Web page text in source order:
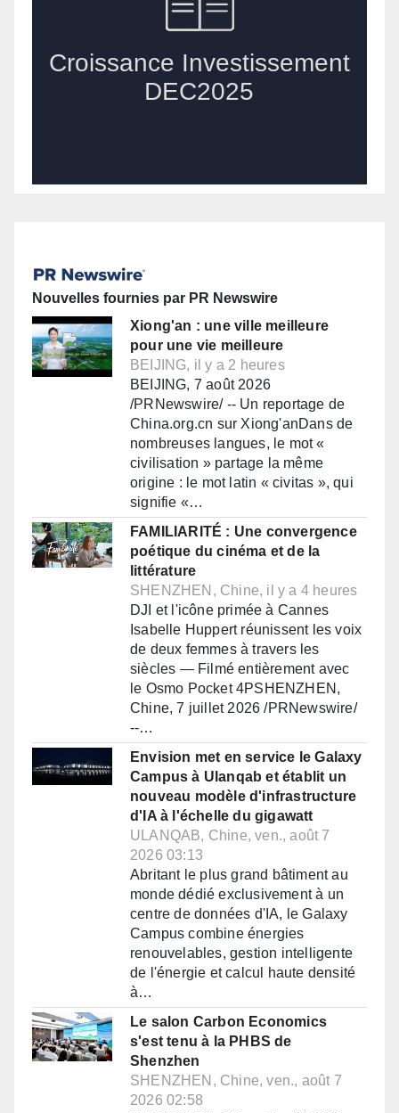
Nouvelles fournies par PR Newswire
Xiong'an : une ville meilleure
pour une vie meilleure
BEIJING, il y a 2 heures
BEIJING, 7 août 2026
/PRNewswire/ -- Un reportage de
China.org.cn sur Xiong'anDans de
nombreuses langues, le mot «
civilisation » partage la même
origine : le mot latin « civitas », qui
signifie «…
FAMILIARITÉ : Une convergence
poétique du cinéma et de la
littérature
SHENZHEN, Chine, il y a 4 heures
DJI et l'icône primée à Cannes
Isabelle Huppert réunissent les voix
de deux femmes à travers les
siècles — Filmé entièrement avec
le Osmo Pocket 4PSHENZHEN,
Chine, 7 juillet 2026 /PRNewswire/
--…
Envision met en service le Galaxy
Campus à Ulanqab et établit un
nouveau modèle d'infrastructure
d'IA à l'échelle du gigawatt
ULANQAB, Chine, ven., août 7
2026 03:13
Abritant le plus grand bâtiment au
monde dédié exclusivement à un
centre de données d'IA, le Galaxy
Campus combine énergies
renouvelables, gestion intelligente
de l'énergie et calcul haute densité
à…
Le salon Carbon Economics
s'est tenu à la PHBS de
Shenzhen
SHENZHEN, Chine, ven., août 7
2026 02:58